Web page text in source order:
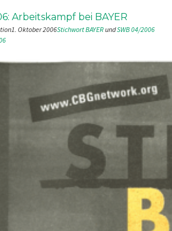
Arbeitskampf bei BAYER
1. Oktober 2006Stichwort BAYER und SWB 04/2006